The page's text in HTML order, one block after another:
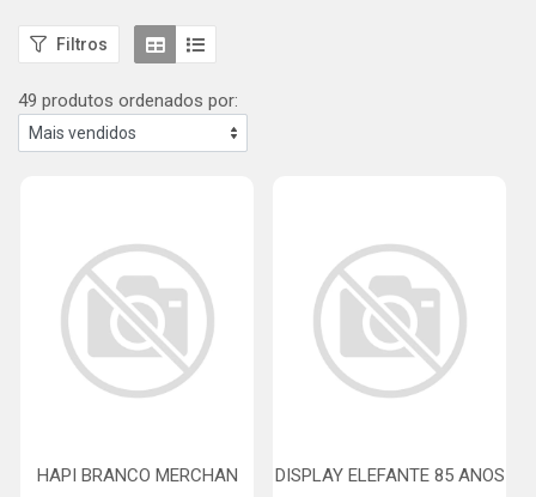
Filtros
49 produtos ordenados por:
HAPI BRANCO MERCHAN DISPLAY ELEFANTE 85 ANOS